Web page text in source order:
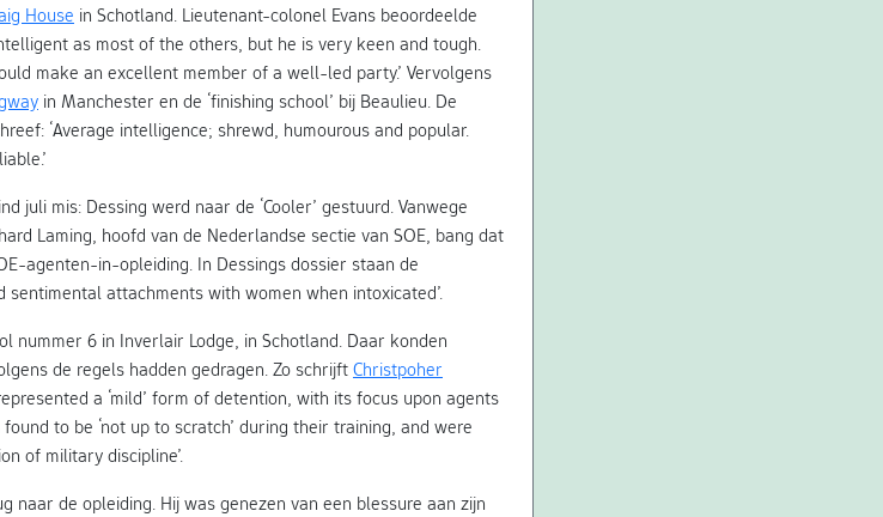
House in Schotland. Lieutenant-colonel Evans beoordeelde
as most of the others, but he is very keen and tough.
make an excellent member of a well-led party.’ Vervolgens
in Manchester en de ‘finishing school’ bij Beaulieu. De
‘Average intelligence; shrewd, humourous and popular.
juli mis: Dessing werd naar de ‘Cooler’ gestuurd. Vanwege
Laming, hoofd van de Nederlandse sectie van SOE, bang dat
agenten-in-opleiding. In Dessings dossier staan de
attachments with women when intoxicated’.
nummer 6 in Inverlair Lodge, in Schotland. Daar konden
de regels hadden gedragen. Zo schrijftChristpoher
a ‘mild’ form of detention, with its focus upon agents
to be ‘not up to scratch’ during their training, and were
of military discipline’.
naar de opleiding. Hij was genezen van een blessure aan zijn